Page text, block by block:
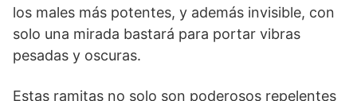
los males más potentes, y además invisible, con
solo una mirada bastará para portar vibras
pesadas y oscuras.
Estas ramitas no solo son poderosos repelentes